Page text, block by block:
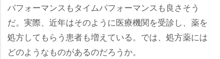
パフォーマンスもタイムパフォーマンスも良さそう
だ。実際、近年はそのように医療機関を受診し、薬を
処方してもらう患者も増えている。では、処方薬には
どのようなものがあるのだろうか。